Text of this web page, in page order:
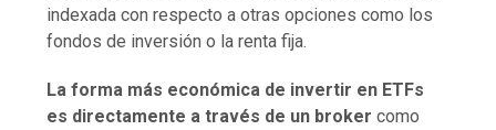
indexada con respecto a otras opciones como los
fondos de inversión o la renta fija.
La forma más económica de invertir en ETFs
es directamente a través de un broker como